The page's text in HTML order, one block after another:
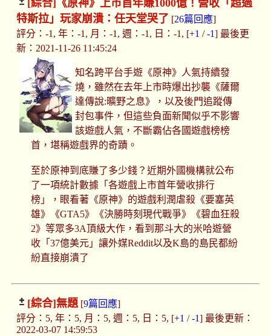
[綜合]
《原神》上市首年賺1000億！營收「超過
特斯拉」玩家崩潰：任天堂哭了 [26篇回應]
評分：-1, 年：-1, 月：-1, 週：-1, 日：-1, [+1 /-1] 最後更
新：2021-11-26 11:45:24
知名跨平台手遊《原神》人氣持續發
燒，雖然在去年上市時爆出抄襲《薩爾
達傳說:曠野之息》，以及後門追蹤傳
封包事件，但這些負面新聞似乎不影響
該遊戲人氣，不斷霸佔各國遊戲榜榜
首，堪稱遊戲界的奇蹟。
至於原神到底賺了多少錢？近期外國機構就公布
了一項統計數據「各遊戲上市首年營收排行
榜」，眼看著《原神》的遊戲利潤虐殺《要塞英
雄》《GTA5》《決勝時刻現代戰爭》《碧血狂殺
2》等眾多3A頂級大作，看到那斗大的米哈遊營
收「37億美元」讓外媒Reddit以及K島的島民都紛
紛直接崩潰了
[綜合]無題[9篇回應]
評分：5, 年：5, 月：5, 週：5, 日：5, [+1 /-1] 最後更新：
2022-03-07 14:59:53